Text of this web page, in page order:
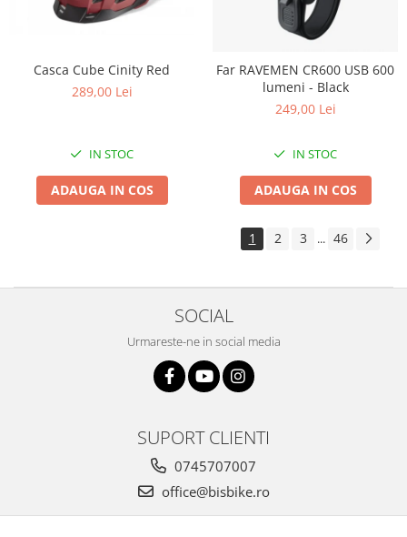
Casca Cube Cinity Red
289,00 Lei
IN STOC
ADAUGA IN COS
Far RAVEMEN CR600 USB 600
lumeni - Black
249,00 Lei
IN STOC
ADAUGA IN COS
1 2 3 ... 46
SOCIAL
Urmareste-ne in social media
SUPORT CLIENTI
0745707007
office@bisbike.ro